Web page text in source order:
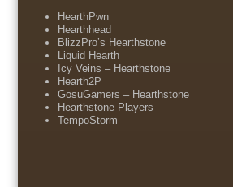
HearthPwn
Hearthhead
BlizzPro’s Hearthstone
Liquid Hearth
Icy Veins – Hearthstone
Hearth2P
GosuGamers – Hearthstone
Hearthstone Players
TempoStorm